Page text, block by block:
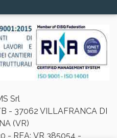
Srl
- 37062 VILLAFRANCA DI
(VR)
- REA: VR 385054 -